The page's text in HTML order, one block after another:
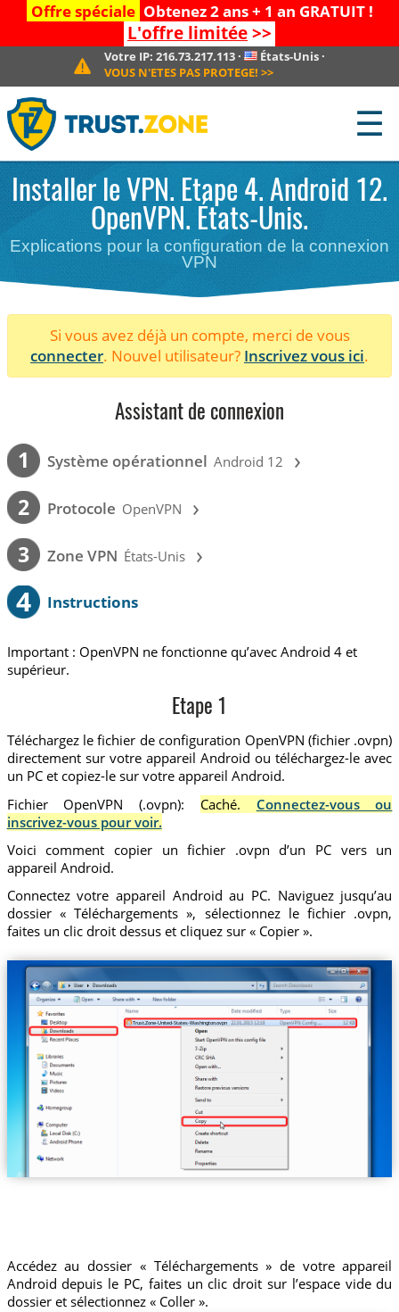
Offre spéciale Obtenez 2 ans + 1 an GRATUIT !
L'offre limitée>>
Votre IP: 216.73.217.113· États-Unis ·
VOUS N'ETES PAS PROTEGE! >>
☰
Installer le VPN. Etape 4. Android 12.
OpenVPN. États-Unis.
Explications pour la configuration de la connexion
VPN
Si vous avez déjà un compte, merci de vous
connecter. Nouvel utilisateur? Inscrivez vous ici.
Assistant de connexion
1 Système opérationnel Android 12 ›
2 Protocole OpenVPN ›
3 Zone VPN États-Unis ›
4 Instructions
Important : OpenVPN ne fonctionne qu’avec Android 4 et
supérieur.
Etape 1
Téléchargez le fichier de configuration OpenVPN (fichier .ovpn)
directement sur votre appareil Android ou téléchargez-le avec
un PC et copiez-le sur votre appareil Android.
Fichier OpenVPN (.ovpn):
Caché. Connectez-vous ou
inscrivez-vous pour voir.
Voici comment copier un fichier .ovpn d’un PC vers un
appareil Android.
Connectez votre appareil Android au PC. Naviguez jusqu’au
dossier « Téléchargements », sélectionnez le fichier .ovpn,
faites un clic droit dessus et cliquez sur « Copier ».
Trust.Zone-United-States-Washington.ovpn
Accédez au dossier « Téléchargements » de votre appareil
Android depuis le PC, faites un clic droit sur l’espace vide du
dossier et sélectionnez « Coller ».